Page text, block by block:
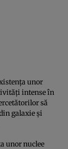
unor
intense în
să
galaxie și
unor nuclee